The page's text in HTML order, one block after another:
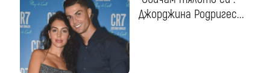
Джорджина Родригес...